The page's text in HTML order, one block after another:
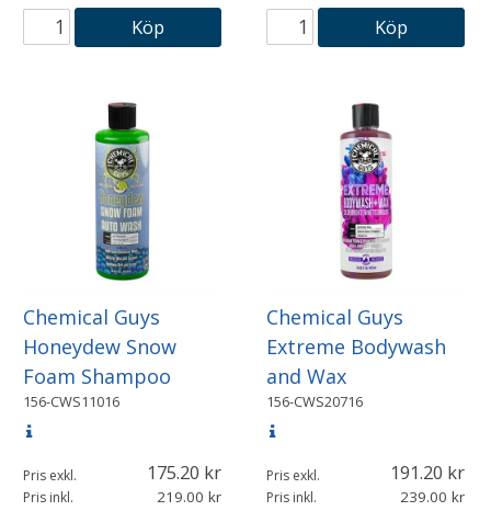
Köp Köp
Chemical Guys
Honeydew Snow
Foam Shampoo
156-CWS11016
Pris exkl. 175.20
Pris inkl. 219.00
Chemical Guys
Extreme Bodywash
and Wax
156-CWS20716
Pris exkl. 191.20
Pris inkl. 239.00